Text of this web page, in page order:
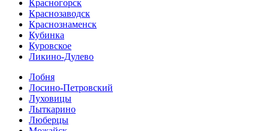
Красногорск
Краснозаводск
Краснознаменск
Кубинка
Куровское
Ликино-Дулево
Лобня
Лосино-Петровский
Луховицы
Лыткарино
Люберцы